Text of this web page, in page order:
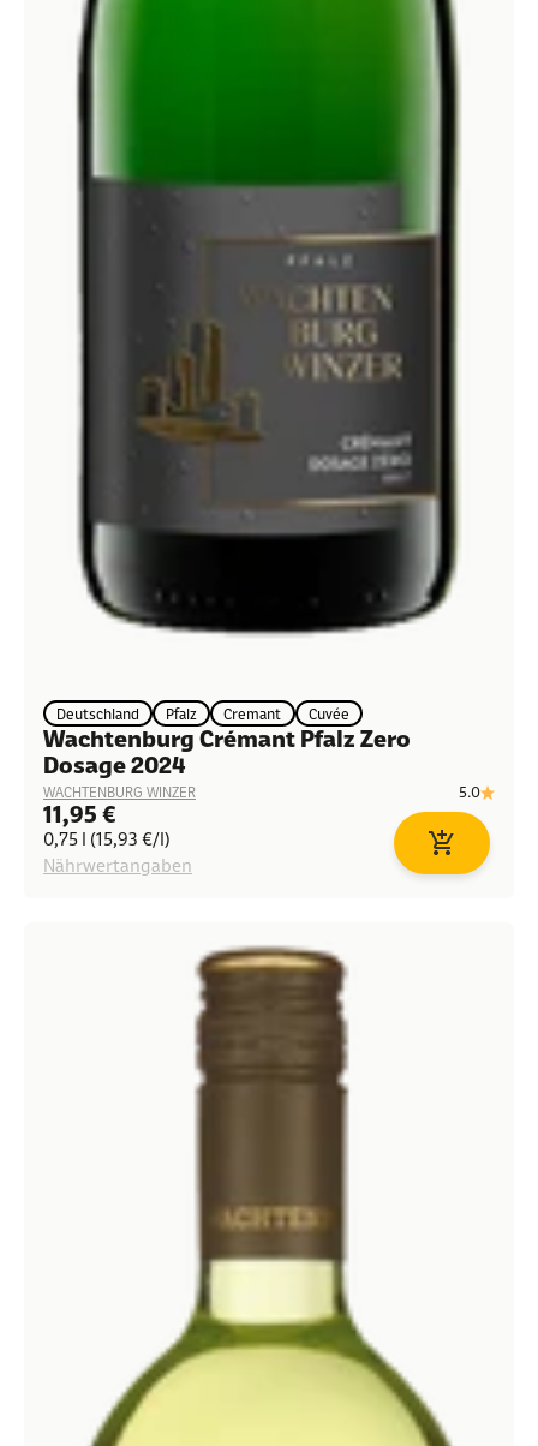
Deutschland Pfalz Cremant Cuvée
Wachtenburg Crémant Pfalz Zero
Dosage 2024
WACHTENBURG WINZER 5.0
Angebot
11,95 €
0,75 l (15,93 €/l)
Nährwertangaben
In den